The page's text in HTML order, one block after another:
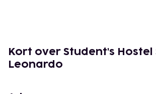
Nationalt Arkæologisk Museum -
Dåbskapel - 2,6 km
Kort over Student's Hostel
Leonardo